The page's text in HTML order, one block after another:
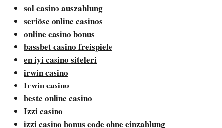
sol casino auszahlung
seriöse online casinos
online casino bonus
bassbet casino freispiele
en iyi casino siteleri
irwin casino
Irwin casino
beste online casino
Izzi casino
izzi casino bonus code ohne einzahlung